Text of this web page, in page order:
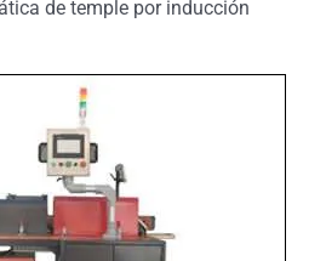
de temple por inducción